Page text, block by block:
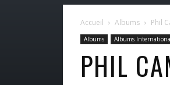
Accueil Albums Phil
Albums Albums
PHIL